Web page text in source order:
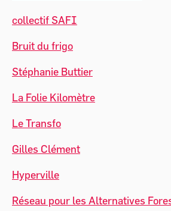
collectif SAFI
Bruit du frigo
Stéphanie Buttier
La Folie Kilomètre
Le Transfo
Gilles Clément
Hyperville
Réseau pour les Alternatives